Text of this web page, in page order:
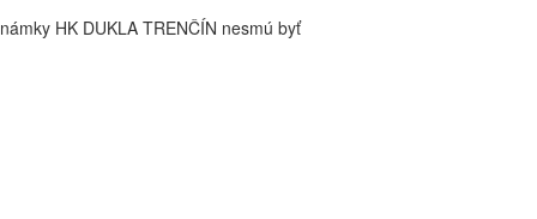
HK DUKLA TRENČÍN nesmú byť